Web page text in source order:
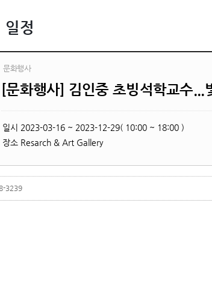
정
문화행사
[문화행사] 김인중 초빙석학교수...
일시 2023-03-16 ~ 2023-12-29( 10:00 ~ 18:00 )
장소 Resarch & Art Gallery
3239